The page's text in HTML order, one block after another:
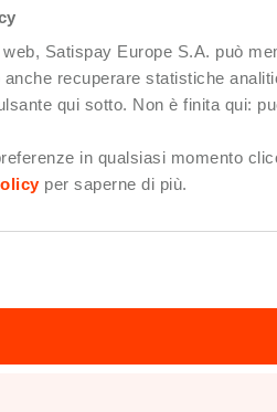
Satispay Europe S.A. può
recuperare statistiche
qui sotto. Non è finita qui:
in qualsiasi momento
per saperne di più.